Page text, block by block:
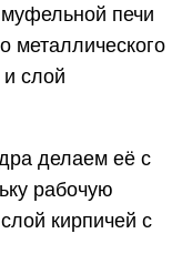
печи
металлического
слой
делаем её с
рабочую
кирпичей с